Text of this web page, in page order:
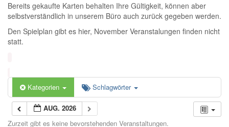
Bereits gekaufte Karten behalten Ihre Gültigkeit, können aber
selbstverständlich in unserem Büro auch zurück gegeben werden.
Den Spielplan gibt es hier, November Veranstalungen finden nicht
statt.
Kategorien Schlagwörter
AUG. 2026
Zurzeit gibt es keine bevorstehenden Veranstaltungen.